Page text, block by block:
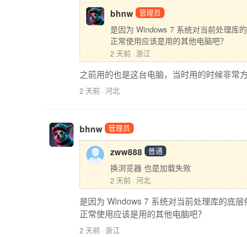
bhnw 管理员
是因为 Windows 7 系统对当前处理库
正常使用应该是用的其他电脑吧？
2 天前 · 浙江
之前用的也是这台电脑，当时用的时候非常
2 天前 · 河北
bhnw 管理员
zww888 普通
换浏览器 也是加载失败
2 天前 · 河北
是因为 Windows 7 系统对当前处理库的底
正常使用应该是用的其他电脑吧？
2 天前 · 浙江